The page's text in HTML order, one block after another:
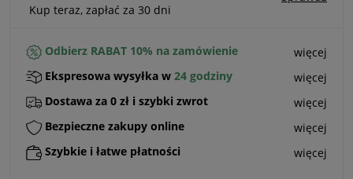
Kup teraz, zapłać za 30 dni
Odbierz RABAT 10% na zamówienie
więcej
Ekspresowa wysyłka w 24 godziny
więcej
Dostawa za 0 zł i szybki zwrot
więcej
Bezpieczne zakupy online
więcej
Szybkie i łatwe płatności
więcej